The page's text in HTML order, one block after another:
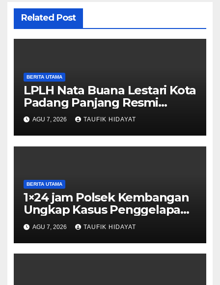
Related Post
BERITA UTAMA
LPLH Nata Buana Lestari Kota
Padang Panjang Resmi
Dilantik, Diharapkan Perkuat
Sinergi Pelestarian
Lingkungan
AGU 7, 2026 TAUFIK HIDAYAT
BERITA UTAMA
1×24 jam Polsek Kembangan
Ungkap Kasus Penggelapan
Motor Bermodus Kenalan di
Aplikasi Kencan, Pelaku
Dibekuk di Ciputat
AGU 7, 2026 TAUFIK HIDAYAT